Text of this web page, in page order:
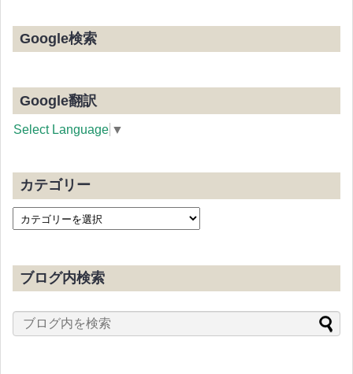
Google検索
Google翻訳
Select Language ▼
カテゴリー
ブログ内検索